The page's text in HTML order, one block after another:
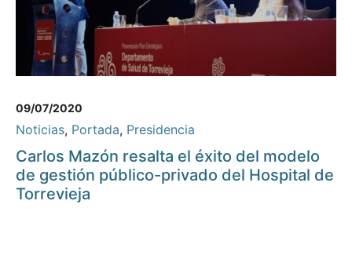
09/07/2020
Noticias, Portada, Presidencia
Carlos Mazón resalta el éxito del modelo
de gestión público-privado del Hospital de
Torrevieja